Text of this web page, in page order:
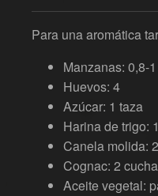
Para una aromática
Manzanas: 0,8-
Huevos: 4
Azúcar: 1 taza
Harina de trigo:
Canela molida:
Cognac: 2
Aceite vegetal: